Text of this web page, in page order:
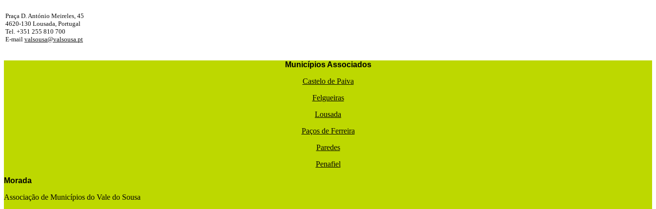
Praça D. António Meireles, 45
4620-130 Lousada, Portugal
Tel. +351 255 810 700
E-mail valsousa@valsousa.pt
Municípios Associados
Castelo de Paiva
Felgueiras
Lousada
Paços de Ferreira
Paredes
Penafiel
Morada
Associação de Municípios do Vale do Sousa